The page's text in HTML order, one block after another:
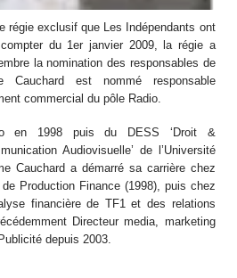
régie exclusif que Les Indépendants ont
du 1er janvier 2009, la régie a
la nomination des responsables de
Cauchard est nommé responsable
commercial du pôle Radio.
en 1998 puis du DESS ‘Droit &
Audiovisuelle’ de l’Université
Cauchard a démarré sa carrière chez
Production Finance (1998), puis chez
financière de TF1 et des relations
Directeur media, marketing
depuis 2003.